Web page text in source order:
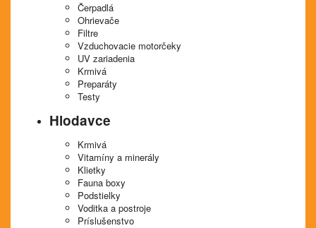
Čerpadlá
Ohrievače
Filtre
Vzduchovacie motorčeky
UV zariadenia
Krmivá
Preparáty
Testy
Hlodavce
Krmivá
Vitamíny a minerály
Klietky
Fauna boxy
Podstielky
Voditka a postroje
Príslušenstvo